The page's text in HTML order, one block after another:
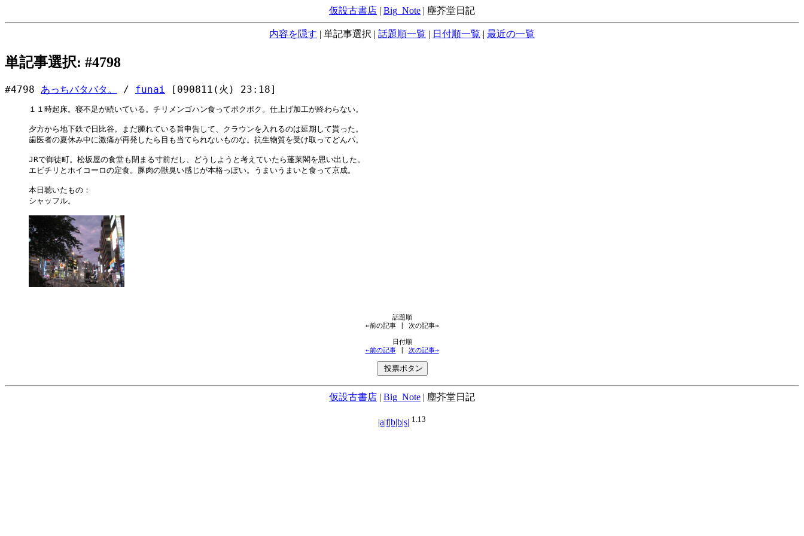
仮設古書店 | Big_Note | 塵芥堂日記
内容を隠す | 単記事選択 | 話題順一覧 | 日付順一覧 | 最近の一覧
単記事選択: #4798
#4798 あっちバタバタ。 / funai [090811(火) 23:18]
１１時起床。寝不足が続いている。チリメンゴハン食ってポクポク。仕上げ加工が終わらない。
夕方から地下鉄で日比谷。まだ腫れている旨申告して、クラウンを入れるのは延期して貰った。
歯医者の夏休み中に激痛が再発したら目も当てられないものな。抗生物質を受け取ってどんパ。
JRで御徒町。松坂屋の食堂も閉まる寸前だし、どうしようと考えていたら蓬莱閣を思い出した。
エビチリとホイコーロの定食。豚肉の獣臭い感じが本格っぽい。うまいうまいと食って京成。
本日聴いたもの：
シャッフル。
話題順
←前の記事 | 次の記事→
日付順
←前の記事 | 次の記事→
仮設古書店 | Big_Note | 塵芥堂日記
|a|f|b|b|s| 1.13